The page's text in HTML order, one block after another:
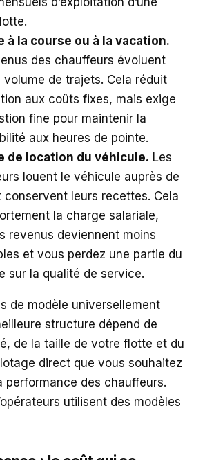
à la course ou à la vacation.
des chauffeurs évoluent
volume de trajets. Cela réduit
aux coûts fixes, mais exige
fine pour maintenir la
aux heures de pointe.
de location du véhicule. Les
louent le véhicule auprès de
conservent leurs recettes. Cela
la charge salariale,
revenus deviennent moins
et vous perdez une partie du
sur la qualité de service.
de modèle universellement
structure dépend de
de la taille de votre flotte et du
direct que vous souhaitez
performance des chauffeurs.
utilisent des modèles